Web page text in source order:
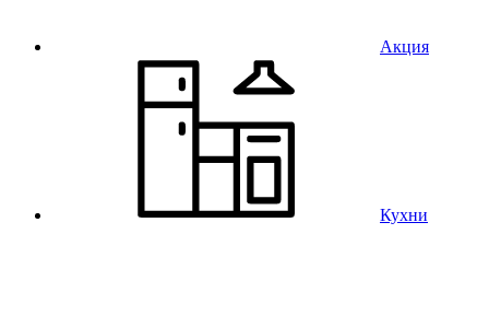
Акция
Кухни